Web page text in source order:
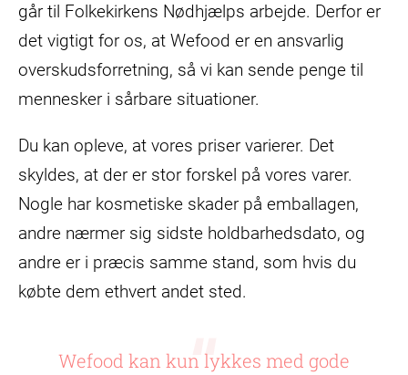
går til Folkekirkens Nødhjælps arbejde. Derfor er
det vigtigt for os, at Wefood er en ansvarlig
overskudsforretning, så vi kan sende penge til
mennesker i sårbare situationer.
Du kan opleve, at vores priser varierer. Det
skyldes, at der er stor forskel på vores varer.
Nogle har kosmetiske skader på emballagen,
andre nærmer sig sidste holdbarhedsdato, og
andre er i præcis samme stand, som hvis du
købte dem ethvert andet sted.
Wefood kan kun lykkes med gode